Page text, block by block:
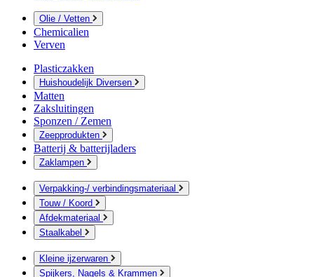
Olie / Vetten
Chemicalien
Verven
Plasticzakken
Huishoudelijk Diversen
Matten
Zaksluitingen
Sponzen / Zemen
Zeepprodukten
Batterij & batterijladers
Zaklampen
Verpakking-/ verbindingsmateriaal
Touw / Koord
Afdekmateriaal
Staalkabel
Kleine ijzerwaren
Spijkers, Nagels & Krammen